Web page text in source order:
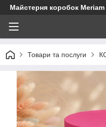
Майстерня коробок Meriam
Товари та послуги